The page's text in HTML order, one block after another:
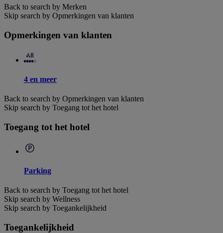
Back to search by Merken
Skip search by Opmerkingen van klanten
Opmerkingen van klanten
4 en meer
Back to search by Opmerkingen van klanten
Skip search by Toegang tot het hotel
Toegang tot het hotel
Parking
Back to search by Toegang tot het hotel
Skip search by Wellness
Skip search by Toegankelijkheid
Toegankelijkheid